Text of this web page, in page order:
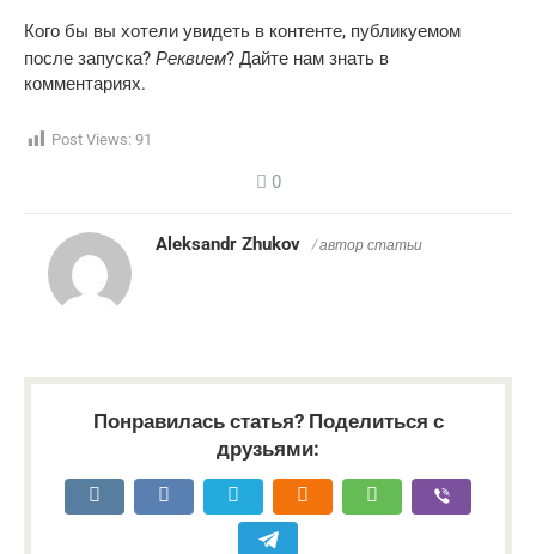
Кого бы вы хотели увидеть в контенте, публикуемом
после запуска? Реквием? Дайте нам знать в
комментариях.
Post Views: 91
0
Aleksandr Zhukov / автор статьи
Понравилась статья? Поделиться с
друзьями: